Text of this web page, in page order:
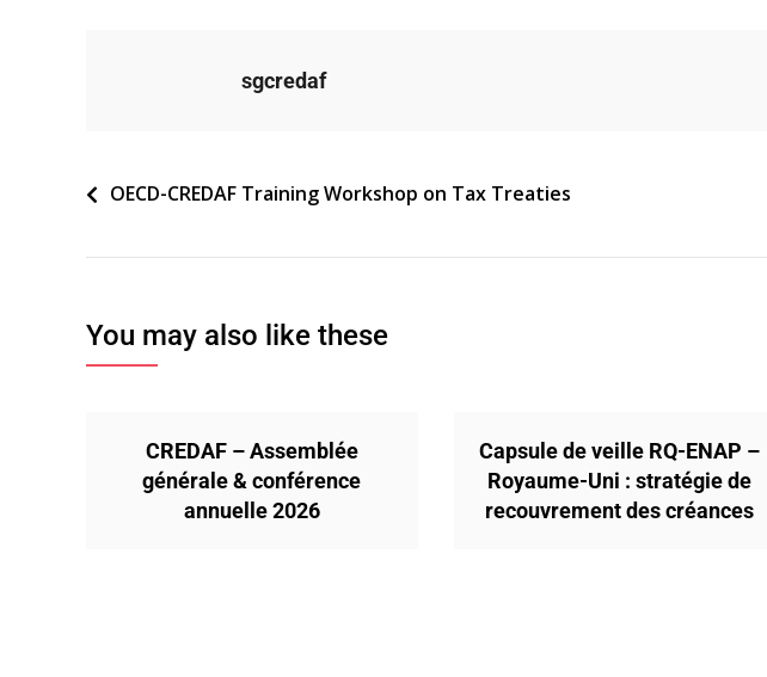
sgcredaf
Navigation
OECD-CREDAF Training Workshop on Tax Treaties
You may also like these
CREDAF – Assemblée
générale & conférence
annuelle 2026
Capsule de veille RQ-ENAP –
Royaume-Uni : stratégie de
recouvrement des créances